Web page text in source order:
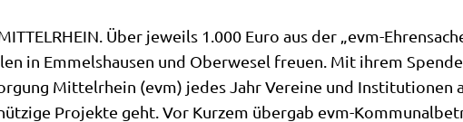
Über jeweils 1.000 Euro aus der „evm-
in Emmelshausen und Oberwesel freuen. Mit ihrem
Mittelrhein (evm) jedes Jahr Vereine und Institutionen
Projekte geht. Vor Kurzem übergab evm-